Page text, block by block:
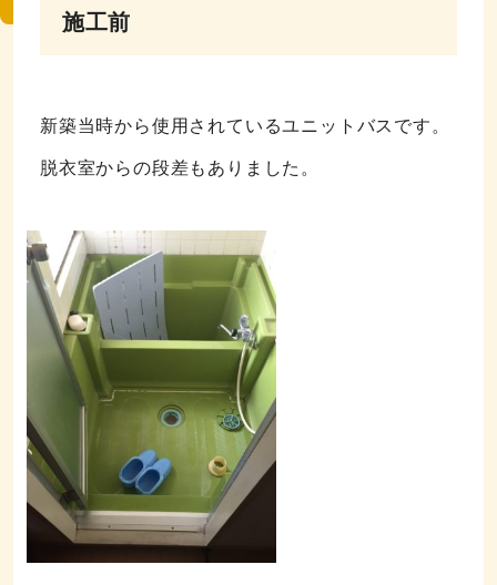
施工前
新築当時から使用されているユニットバスです。
脱衣室からの段差もありました。